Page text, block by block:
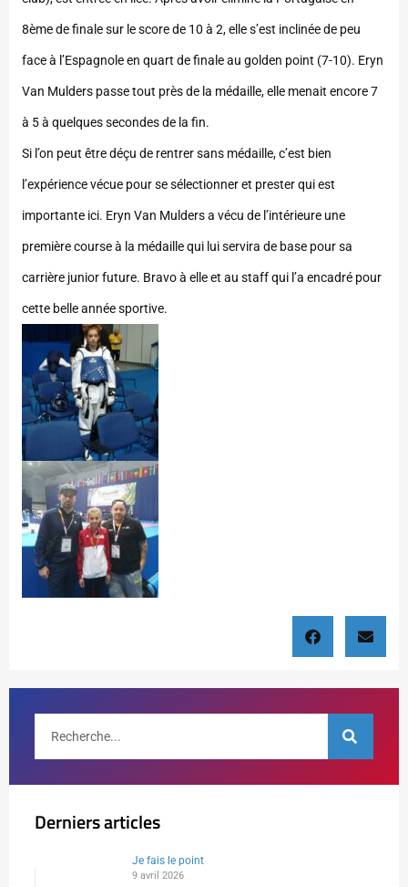
8ème de finale sur le score de 10 à 2, elle s’est inclinée de peu
face à l’Espagnole en quart de finale au golden point (7-10). Eryn
Van Mulders passe tout près de la médaille, elle menait encore 7
à 5 à quelques secondes de la fin.
Si l’on peut être déçu de rentrer sans médaille, c’est bien
l’expérience vécue pour se sélectionner et prester qui est
importante ici. Eryn Van Mulders a vécu de l’intérieure une
première course à la médaille qui lui servira de base pour sa
carrière junior future. Bravo à elle et au staff qui l’a encadré pour
cette belle année sportive.
Derniers articles
Je fais le point
9 avril 2026